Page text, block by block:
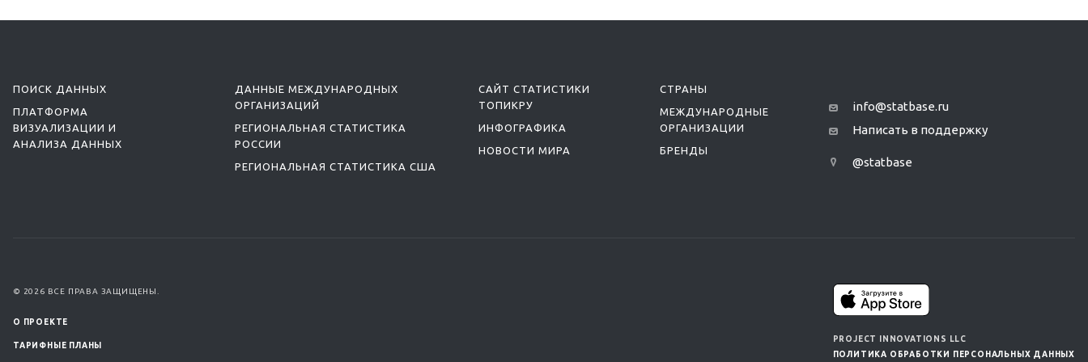
ПОИСК ДАННЫХ
ПЛАТФОРМА
ВИЗУАЛИЗАЦИИ И
АНАЛИЗА ДАННЫХ
ДАННЫЕ МЕЖДУНАРОДНЫХ
ОРГАНИЗАЦИЙ
РЕГИОНАЛЬНАЯ СТАТИСТИКА
РОССИИ
РЕГИОНАЛЬНАЯ СТАТИСТИКА США
САЙТ СТАТИСТИКИ
ТОПИКРУ
ИНФОГРАФИКА
НОВОСТИ МИРА
СТРАНЫ
МЕЖДУНАРОДНЫЕ
ОРГАНИЗАЦИИ
БРЕНДЫ
info@statbase.ru
Написать в поддержку
@statbase
PROJECT INNOVATIONS LLC
ПОЛИТИКА ОБРАБОТКИ ПЕРСОНАЛЬНЫХ ДАННЫХ
© 2026 ВСЕ ПРАВА ЗАЩИЩЕНЫ.
О ПРОЕКТЕ
ТАРИФНЫЕ ПЛАНЫ